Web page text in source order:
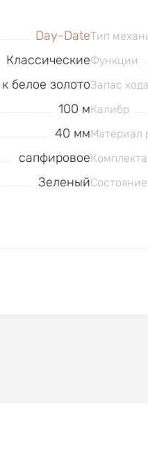
Day-Date
Классические
белое золото
100 м
40 мм
сапфировое
Зеленый
Тип
Функции
Запас хода
Калибр
Материал
Состояние